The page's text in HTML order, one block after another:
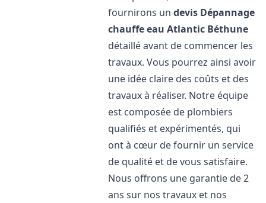
fournirons undevis Dépannage
chauffe eau Atlantic Béthune
détaillé avant de commencer les
travaux. Vous pourrez ainsi avoir
une idée claire des coûts et des
travaux à réaliser. Notre équipe
est composée de plombiers
qualifiés et expérimentés, qui
ont à cœur de fournir un service
de qualité et de vous satisfaire.
Nous offrons une garantie de 2
ans sur nos travaux et nos